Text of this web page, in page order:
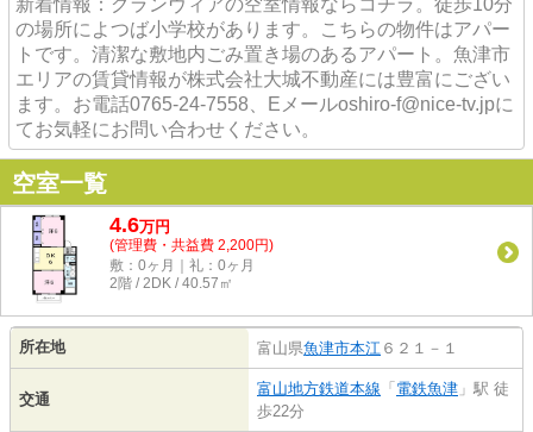
新着情報：グランヴィアの空室情報ならコチラ。徒歩10分
の場所によつば小学校があります。こちらの物件はアパー
トです。清潔な敷地内ごみ置き場のあるアパート。魚津市
エリアの賃貸情報が株式会社大城不動産には豊富にござい
ます。お電話0765-24-7558、Eメールoshiro-f@nice-tv.jpに
てお気軽にお問い合わせください。
空室一覧
4.6万円
(管理費・共益費 2,200円)
敷：0ヶ月｜礼：0ヶ月
2階 / 2DK / 40.57㎡
所在地 富山県魚津市本江 ６２１－１
交通
富山地方鉄道本線 「 電鉄魚津 」駅 徒
歩22分